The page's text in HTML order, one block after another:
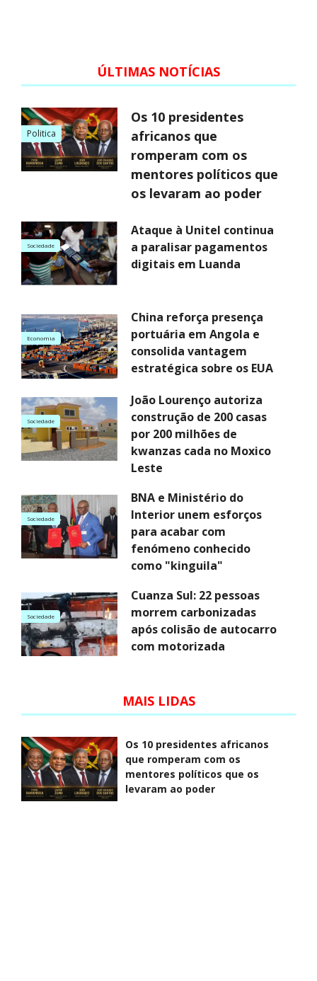
ÚLTIMAS NOTÍCIAS
Politica
Os 10 presidentes
africanos que
romperam com os
mentores políticos que
os levaram ao poder
Sociedade
Ataque à Unitel continua
a paralisar pagamentos
digitais em Luanda
Economia
China reforça presença
portuária em Angola e
consolida vantagem
estratégica sobre os EUA
Sociedade
João Lourenço autoriza
construção de 200 casas
por 200 milhões de
kwanzas cada no Moxico
Leste
Sociedade
BNA e Ministério do
Interior unem esforços
para acabar com
fenómeno conhecido
como "kinguila"
Sociedade
Cuanza Sul: 22 pessoas
morrem carbonizadas
após colisão de autocarro
com motorizada
MAIS LIDAS
Os 10 presidentes africanos
que romperam com os
mentores políticos que os
levaram ao poder